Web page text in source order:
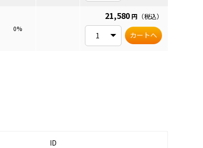
0%
21,580 円 （税込）
カートへ
ID